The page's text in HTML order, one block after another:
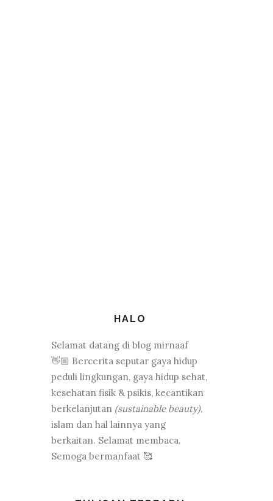
HALO
Selamat datang di blog mirnaaf
👋🏼 Bercerita seputar gaya hidup
peduli lingkungan, gaya hidup sehat,
kesehatan fisik & psikis, kecantikan
berkelanjutan (sustainable beauty),
islam dan hal lainnya yang
berkaitan. Selamat membaca.
Semoga bermanfaat 🥰